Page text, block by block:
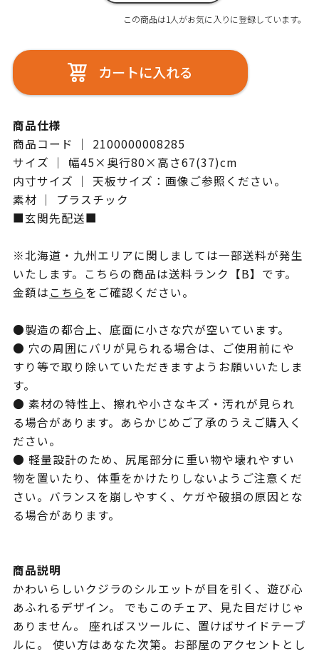
この商品は1人がお気に入りに登録しています。
カートに入れる
商品仕様
商品コード ｜ 2100000008285
サイズ ｜ 幅45×奥行80×高さ67(37)cm
内寸サイズ ｜ 天板サイズ：画像ご参照ください。
素材 ｜ プラスチック
■玄関先配送■
※北海道・九州エリアに関しましては一部送料が発生
いたします。こちらの商品は送料ランク【B】です。
金額はこちらをご確認ください。
●製造の都合上、底面に小さな穴が空いています。
● 穴の周囲にバリが見られる場合は、ご使用前にや
すり等で取り除いていただきますようお願いいたしま
す。
● 素材の特性上、擦れや小さなキズ・汚れが見られ
る場合があります。あらかじめご了承のうえご購入く
ださい。
● 軽量設計のため、尻尾部分に重い物や壊れやすい
物を置いたり、体重をかけたりしないようご注意くだ
さい。バランスを崩しやすく、ケガや破損の原因とな
る場合があります。
商品説明
かわいらしいクジラのシルエットが目を引く、遊び心
あふれるデザイン。 でもこのチェア、見た目だけじゃ
ありません。 座ればスツールに、置けばサイドテーブ
ルに。 使い方はあなた次第。お部屋のアクセントとし